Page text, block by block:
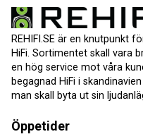
REHIFI.SE är en knutpunkt
HiFi. Sortimentet skall vara
en hög service mot våra
begagnad HiFi i
man skall byta ut sin
Öppetider